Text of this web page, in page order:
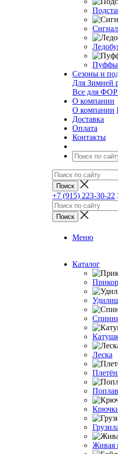
Сезоны и
Для Зимней
Все для
О компании
О компании
Доставка
Оплата
Контакты
+7 (915) 223-30-22
Меню
Каталог
Леска
Живая